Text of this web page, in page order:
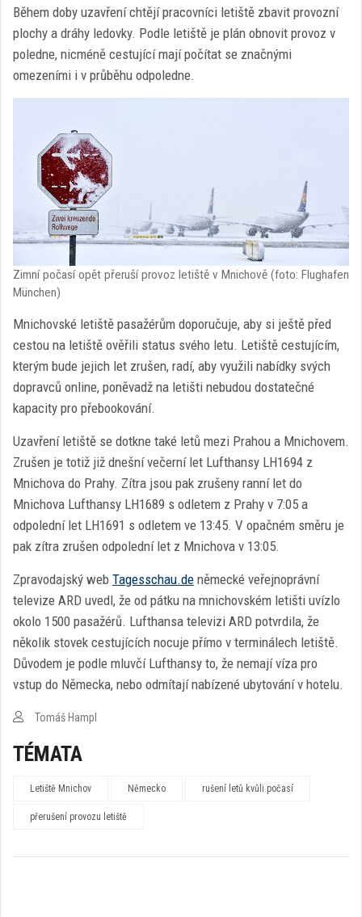
Během doby uzavření chtějí pracovníci letiště zbavit provozní
plochy a dráhy ledovky. Podle letiště je plán obnovit provoz v
poledne, nicméně cestující mají počítat se značnými
omezeními i v průběhu odpoledne.
Zimní počasí opět přeruší provoz letiště v Mnichově (foto: Flughafen
München)
Mnichovské letiště pasažérům doporučuje, aby si ještě před
cestou na letiště ověřili status svého letu. Letiště cestujícím,
kterým bude jejich let zrušen, radí, aby využili nabídky svých
dopravců online, poněvadž na letišti nebudou dostatečné
kapacity pro přebookování.
Uzavření letiště se dotkne také letů mezi Prahou a Mnichovem.
Zrušen je totiž již dnešní večerní let Lufthansy LH1694 z
Mnichova do Prahy. Zítra jsou pak zrušeny ranní let do
Mnichova Lufthansy LH1689 s odletem z Prahy v 7:05 a
odpolední let LH1691 s odletem ve 13:45. V opačném směru je
pak zítra zrušen odpolední let z Mnichova v 13:05.
Zpravodajský web Tagesschau.de německé veřejnoprávní
televize ARD uvedl, že od pátku na mnichovském letišti uvízlo
okolo 1500 pasažérů. Lufthansa televizi ARD potvrdila, že
několik stovek cestujících nocuje přímo v terminálech letiště.
Důvodem je podle mluvčí Lufthansy to, že nemají víza pro
vstup do Německa, nebo odmítají nabízené ubytování v hotelu.
Tomáš Hampl
TÉMATA
Letiště Mnichov Německo rušení letů kvůli počasí
přerušení provozu letiště